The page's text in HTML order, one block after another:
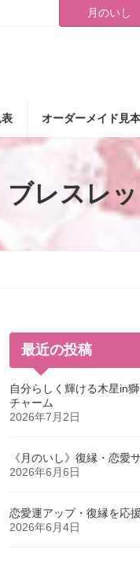
月のいし
オーダーメイド見本
ブレスレ
最近の投稿
自分らしく輝ける木星in
チャーム
2026年7月2日
《月のいし》復縁・恋愛
2026年6月6日
恋愛運アップ・復縁を応
2026年6月4日